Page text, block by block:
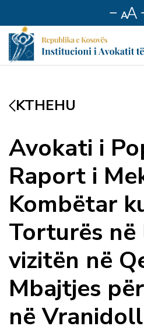
KTHEHU
Avokati i
Raport i
Kombëtar
Torturës në
vizitën në
Mbajtjes
në Vranidoll